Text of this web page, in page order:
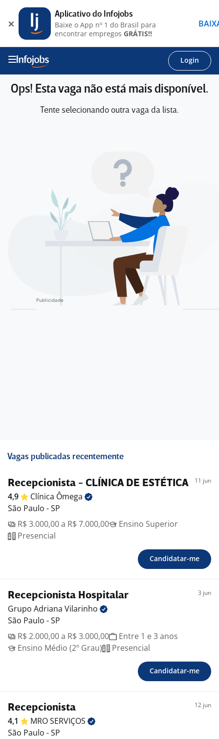
Login
Ops! Esta vaga não está mais disponível.
Tente selecionando outra vaga da lista.
Vagas publicadas recentemente
Recepcionista - CLÍNICA DE ESTÉTICA 11 jun
4,9 Clínica Ômega
São Paulo - SP
R$ 3.000,00 a R$ 7.000,00
Ensino Superior
Presencial
Candidatar-me
Recepcionista Hospitalar 3 jun
Grupo Adriana Vilarinho
São Paulo - SP
R$ 2.000,00 a R$ 3.000,00
Entre 1 e 3 anos
Ensino Médio (2º Grau)
Presencial
Candidatar-me
Recepcionista 12 jun
4,1 MROSERVIÇOS
São Paulo - SP
Aplicativo do Infojobs
Baixe o App nº 1 do Brasil para
encontrar empregos GRÁTIS!!